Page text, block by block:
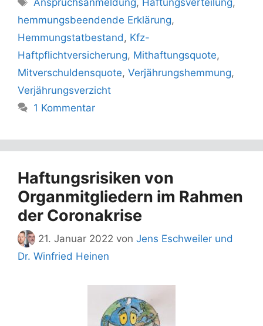
hemmungsbeendende Erklärung,
Hemmungstatbestand , Kfz-
Haftpflichtversicherung, Mithaftungsquote,
Mitverschuldensquote, Verjährungshemmung,
Verjährungsverzicht
1 Kommentar
Haftungsrisiken von
Organmitgliedern im Rahmen
der Coronakrise
21. Januar 2022 von Jens Eschweiler und
Dr. Winfried Heinen